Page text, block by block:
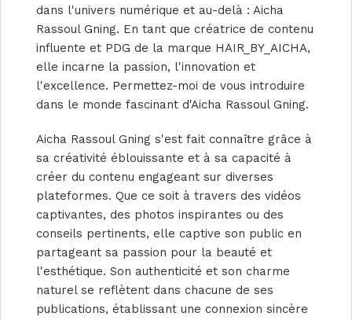
dans l'univers numérique et au-delà : Aicha
Rassoul Gning. En tant que créatrice de contenu
influente et PDG de la marque HAIR_BY_AICHA,
elle incarne la passion, l'innovation et
l'excellence. Permettez-moi de vous introduire
dans le monde fascinant d'Aicha Rassoul Gning.
Aicha Rassoul Gning s'est fait connaître grâce à
sa créativité éblouissante et à sa capacité à
créer du contenu engageant sur diverses
plateformes. Que ce soit à travers des vidéos
captivantes, des photos inspirantes ou des
conseils pertinents, elle captive son public en
partageant sa passion pour la beauté et
l'esthétique. Son authenticité et son charme
naturel se reflètent dans chacune de ses
publications, établissant une connexion sincère